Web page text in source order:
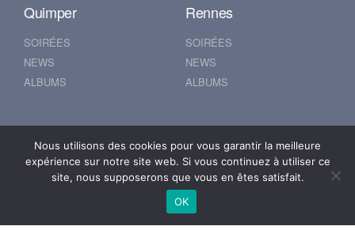
Quimper
SOIRÉES
NEWS
ALBUMS
Rennes
SOIRÉES
NEWS
ALBUMS
Nantes
SOIRÉES
SOIRÉES
NEWS
ALBUMS
Nous utilisons des cookies pour vous garantir la meilleure
expérience sur notre site web. Si vous continuez à utiliser ce
site, nous supposerons que vous en êtes satisfait.
OK